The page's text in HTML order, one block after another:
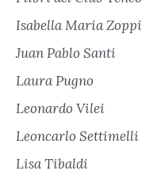
Isabella Maria Zoppi
Juan Pablo Santi
Laura Pugno
Leonardo Vilei
Leoncarlo Settimelli
Lisa Tibaldi